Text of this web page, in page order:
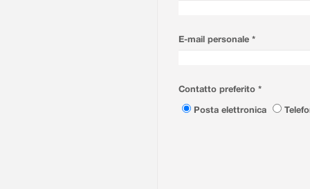
E-mail personale *
Contatto preferito *
Posta elettronica